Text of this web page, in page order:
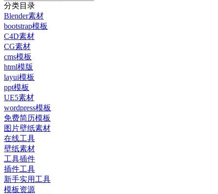
分类目录
Blender素材
bootstrap模板
C4D素材
CG素材
cms模板
html模版
layui模板
ppt模板
UE5素材
wordpress模板
免费简历模板
图片壁纸素材
在线工具
壁纸素材
工具插件
插件工具
新手实用工具
模板资源